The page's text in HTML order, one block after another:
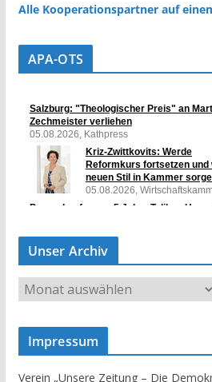
Alle Kooperationspartner auf
APA-OTS
Unser Archiv
U
s
Impressum
Verein „Unsere Zeitung – Die